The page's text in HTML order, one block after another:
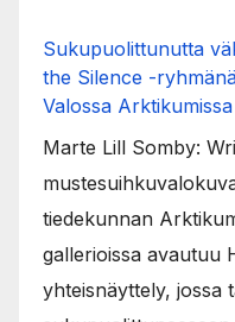
Sukupuolittunutta
the Silence -
Valossa Arktikumissa
Marte Lill Somby:
tiedekunnan
gallerioissa avautuu
yhteisnäyttely, jossa